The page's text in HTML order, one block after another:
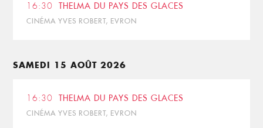
16:30 THELMA DU PAYS DES GLACES
CINÉMA YVES ROBERT, EVRON
SAMEDI 15 AOÛT 2026
16:30 THELMA DU PAYS DES GLACES
CINÉMA YVES ROBERT, EVRON